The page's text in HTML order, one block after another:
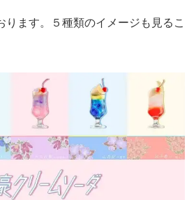
ます。５種類のイメージも見るこ